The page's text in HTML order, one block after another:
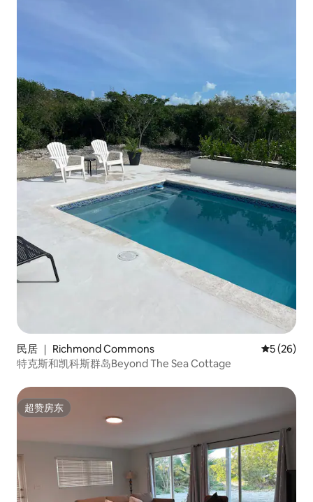
民居 ｜ Richmond Commons 平均评分
5 (26)
特克斯和凯科斯群岛Beyond The Sea Cottage
超赞房东
超赞房东